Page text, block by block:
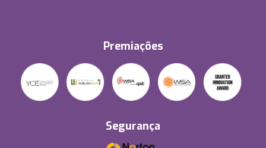
Premiações
Segurança